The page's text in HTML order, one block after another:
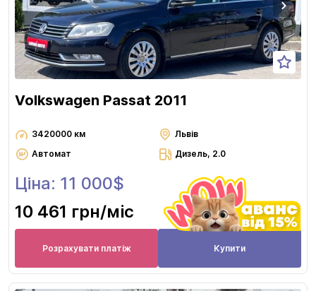
Volkswagen Passat 2011
3420000 км
Львів
Автомат
Дизель, 2.0
Ціна: 11 000$
10 461 грн/міс
Розрахувати платіж Купити